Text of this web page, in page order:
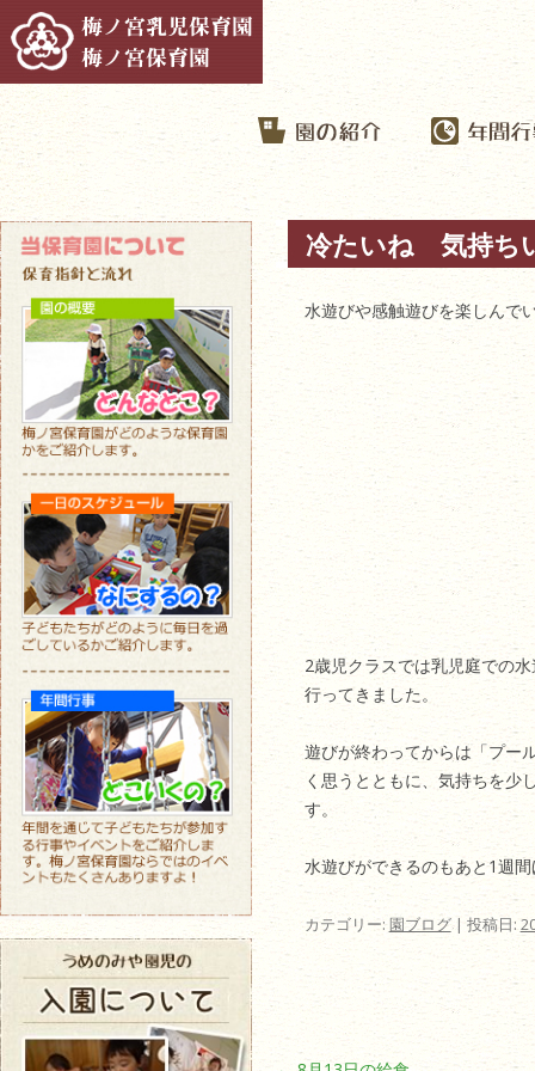
冷たいね 気持ち
水遊びや感触遊びを楽しんで
2歳児クラスでは乳児庭での
行ってきました。
遊びが終わってからは「プー
く思うとともに、気持ちを少
す。
水遊びができるのもあと1週
カテゴリー:園ブログ| 投稿日: